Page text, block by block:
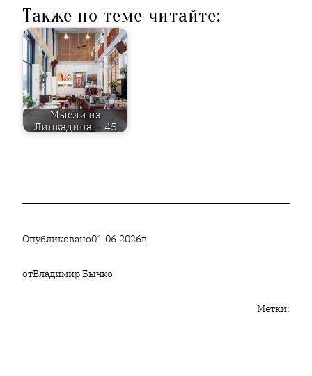
Также по теме читайте:
Мысли из
Линкадина — 45
Опубликовано01.06.2026в
отВладимир Бычко
Метки: